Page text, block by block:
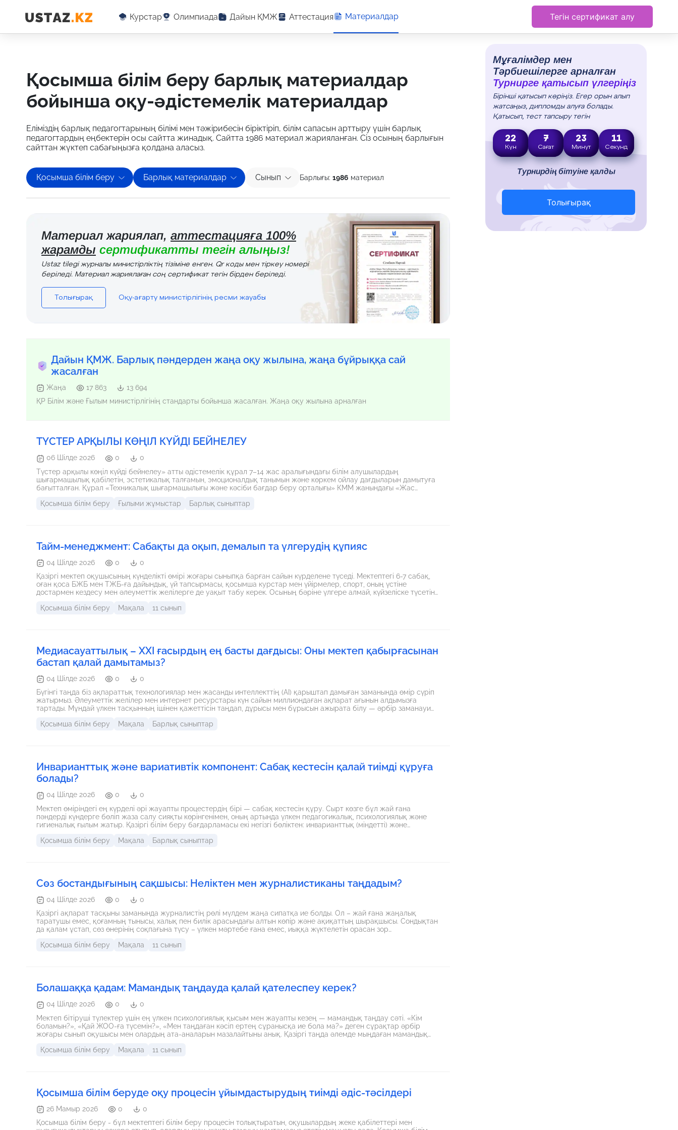
Курстар Олимпиада Дайын ҚМЖ Аттестация Материалдар Тегін сертификат алу
қосымша білім беру барлық материалдар
бойынша оқу-әдістемелік материалдар
Еліміздің барлық педагогтарының білімі мен тәжірибесін біріктіріп, білім сапасын арттыру үшін барлық
педагогтардың еңбектерін осы сайтта жинадық. Сайтта 1986 материал жарияланған. Сіз осының барлығын
сайттан жүктеп сабағыңызға қолдана аласыз.
Қосымша білім беру Барлық материалдар Сынып Барлығы: 1986 материал
Материал жариялап, аттестацияға 100%
жарамды сертификатты тегін алыңыз!
Ustaz tilegi журналы министірліктің тізіміне енген. Qr коды мен тіркеу номері
беріледі. Материал жариялаған соң сертификат тегін бірден беріледі.
Толығырақ Оқу-ағарту министірлігінің ресми жауабы
Дайын ҚМЖ. Барлық пәндерден жаңа оқу жылына, жаңа бұйрыққа сай
жасалған
Жаңа 17 863
13 694
ҚР Білім және Ғылым министірлігінің стандарты бойынша жасалған. Жаңа оқу жылына арналған
ТҮСТЕР АРҚЫЛЫ КӨҢІЛ КҮЙДІ БЕЙНЕЛЕУ
06 Шілде 2026 0
0
Түстер арқылы көңіл күйді бейнелеу» атты әдістемелік құрал 7–14 жас аралығындағы білім алушылардың
шығармашылық қабілетін, эстетикалық талғамын, эмоционалдық танымын және көркем ойлау дағдыларын дамытуға
бағытталған. Құрал «Техникалық шығармашылығы және кәсіби бағдар беру орталығы» КММ жанындағы «Жас
сезімін, қиялын және жеке көзқарасын бейнелеудегі маңызы жан-жақты қарастырылады. Түстерді қабылдау, жылы
күйін тануға, түсті с
Қосымша білім беру Ғылыми жұмыстар Барлық сыныптар
Тайм-менеджмент: Сабақты да оқып, демалып та үлгерудің құпияс
04 Шілде 2026 0
0
Қазіргі мектеп оқушысының күнделікті өмірі жоғары сыныпқа барған сайын күрделене түседі. Мектептегі 6-7 сабақ,
оған қоса БЖБ мен ТЖБ-ға дайындық, үй тапсырмасы, қосымша курстар мен үйірмелер, спорт, оның үстіне
достармен кездесу мен әлеуметтік желілерге де уақыт табу керек. Осының бәріне үлгере алмай, күйзеліске түсетін
жатамыз. Болашақ журналист ретінде мен де үлкен ақпарат пен тапсырмалар ағынында жұмыс істеуге дағдыланып
Қосымша білім беру Мақала 11 сынып
Медиасауаттылық – XXI ғасырдың ең басты дағдысы: Оны мектеп қабырғасынан
бастап қалай дамытамыз?
04 Шілде 2026 0
0
Бүгінгі таңда біз ақпараттық технологиялар мен жасанды интеллекттің (AI) қарыштап дамыған заманында өмір сүріп
жатырмыз. Әлеуметтік желілер мен интернет ресурстары күн сайын миллиондаған ақпарат ағынын алдымызға
тартады. Мұндай үлкен тасқынның ішінен қажеттісін таңдап, дұрысы мен бұрысын ажырата білу — әрбір заманауи
«медиасауаттылық» ұғымы бірінші орынға шығады.
Қосымша білім беру Мақала Барлық сыныптар
Инварианттық және вариативтік компонент: Сабақ кестесін қалай тиімді құруға
болады?
04 Шілде 2026 0
0
Мектеп өміріндегі ең күрделі әрі жауапты процестердің бірі — сабақ кестесін құру. Сырт көзге бұл жай ғана
пәндерді күндерге бөліп жаза салу сияқты көрінгенімен, оның артында үлкен педагогикалық, психологиялық және
гигиеналық ғылым жатыр. Қазіргі білім беру бағдарламасы екі негізгі бөліктен: инварианттық (міндетті) және
бақылай келе, оқушылардың шамадан тыс шаршауы немесе, керісінше, сабақты жеңіл меңгеруі дәл осы екі
Қосымша білім беру Мақала Барлық сыныптар
Сөз бостандығының сақшысы: Неліктен мен журналистиканы таңдадым?
04 Шілде 2026 0
0
Қазіргі ақпарат тасқыны заманында журналистің рөлі мүлдем жаңа сипатқа ие болды. Ол – жай ғана жаңалық
таратушы емес, қоғамның тынысы, халық пен билік арасындағы алтын көпір және ақиқаттың шырақшысы. Сондықтан
да қалам ұстап, сөз өнерінің соқпағына түсу – үлкен мәртебе ғана емес, иыққа жүктелетін орасан зор
Қосымша білім беру
Мақала 11 сынып
Болашаққа қадам: Мамандық таңдауда қалай қателеспеу керек?
04 Шілде 2026 0
0
Мектеп бітіруші түлектер үшін ең үлкен психологиялық қысым мен жауапты кезең — мамандық таңдау сәті. «Кім
боламын?», «Қай ЖОО-ға түсемін?», «Мен таңдаған кәсіп ертең сұранысқа ие бола ма?» деген сұрақтар әрбір
жоғары сынып оқушысы мен олардың ата-аналарын мазалайтыны анық. Қазіргі таңда әлемде мыңдаған мамандық
журналист ретінде мен де өз замандастарымның осы маңызды өткелдегі толғаныстарын жақсы түсінемін. Мамандық
Қосымша білім беру Мақала 11 сынып
Қосымша білім беруде оқу процесін ұйымдастырудың тиімді әдіс-тәсілдері
26 Мамыр 2026 0
0
Қосымша білім беру - бұл мектептегі білім беру процесін толықтыратын, оқушылардың жеке қабілеттері мен
Мұғалімдер мен
Тәрбиешілерге арналған
Турнирге қатысып үлгеріңіз
Бірінші қатысып көріңіз. Егер орын алып
жатсаңыз, дипломды алуға болады.
Қатысып, тест тапсыру тегін
22
Күн
7
Сағат
23
Минут
10
Секунд
Турнирдің бітуіне қалды
Толығырақ